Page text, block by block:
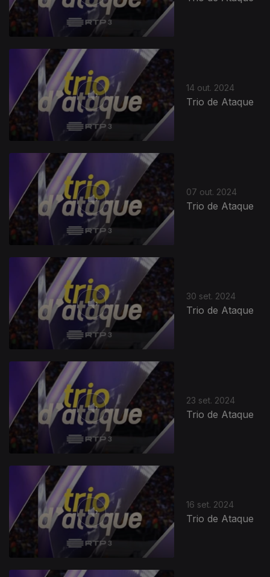
14 out. 2024
Trio de Ataque
07 out. 2024
Trio de Ataque
30 set. 2024
Trio de Ataque
23 set. 2024
Trio de Ataque
16 set. 2024
Trio de Ataque